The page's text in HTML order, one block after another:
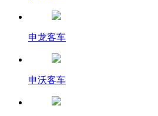
申龙客车
申沃客车